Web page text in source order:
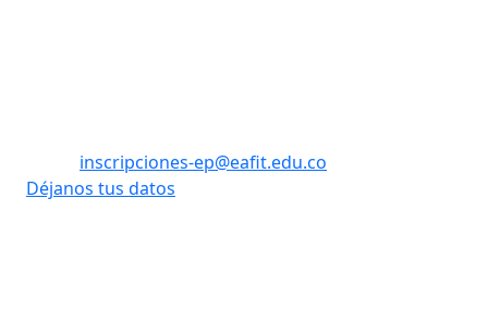
inscripciones-ep@eafit.edu.co
Déjanos tus datos